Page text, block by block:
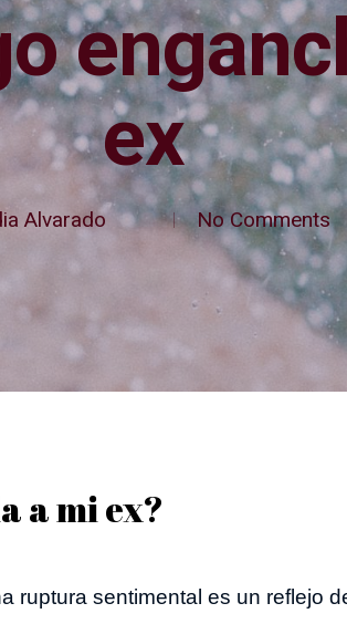
ex
Alvarado No Comments
a mi ex?
ruptura sentimental es un reflejo